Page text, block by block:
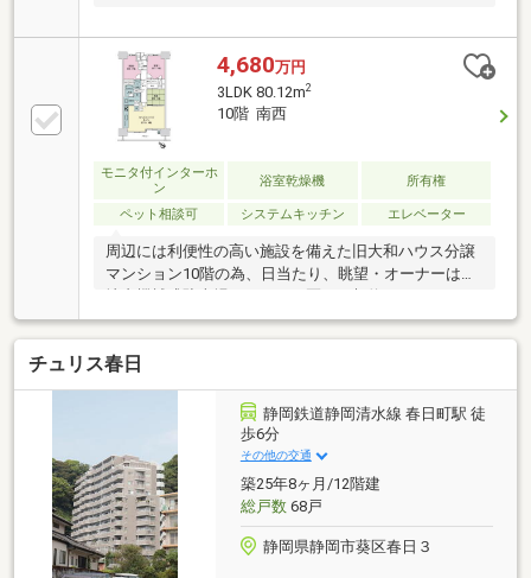
4,680万円
3LDK 80.12m2
10階 南西
モニタ付インターホ
ン
浴室乾燥機 所有権
ペット相談可 システムキッチン エレベーター
周辺には利便性の高い施設を備えた旧大和ハウス分譲
マンション10階の為、日当たり、眺望・オーナーは敷
す。 （詳細は担当者にご確認下さい）・ペット飼
育可（飼育細則有）
チュリス春日
静岡鉄道静岡清水線 春日町駅 徒
歩6分
その他の交通
築25年8ヶ月/12階建
総戸数68戸
静岡県静岡市葵区春日３